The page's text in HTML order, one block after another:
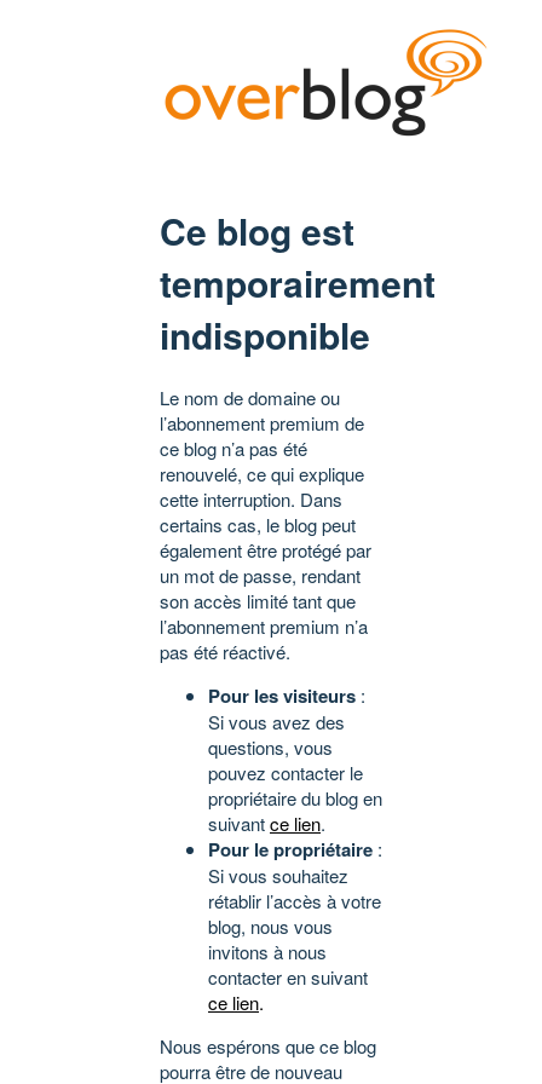
Ce blog est
temporairement
indisponible
Le nom de domaine ou
l’abonnement premium de
ce blog n’a pas été
renouvelé, ce qui explique
cette interruption. Dans
certains cas, le blog peut
également être protégé par
un mot de passe, rendant
son accès limité tant que
l’abonnement premium n’a
pas été réactivé.
Pour les visiteurs :
Si vous avez des
questions, vous
pouvez contacter le
propriétaire du blog en
suivantce lien.
Pour le propriétaire :
Si vous souhaitez
rétablir l’accès à votre
blog, nous vous
invitons à nous
contacter en suivant
ce lien.
Nous espérons que ce blog
pourra être de nouveau